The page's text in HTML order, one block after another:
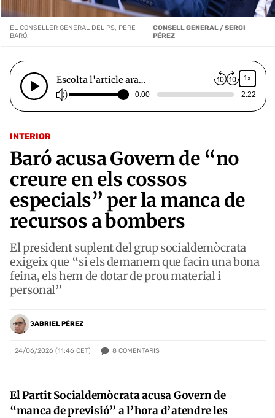
INTERIOR
Baró acusa Govern de “no
creure en els cossos
especials” per la manca de
recursos a bombers
El president suplent del grup socialdemòcrata
exigeix que “si els demanem que facin una bona
feina, els hem de dotar de prou material i
personal”
GABRIEL PÉREZ
24/06/2026 (11:46 CET) 8 COMENTARIS
EL CONSELLER GENERAL DEL PS, PERE
BARÓ.
CONSELL GENERAL / SERGI
PÉREZ
Escolta l'article ara… 1x
0:00 2:22
El Partit Socialdemòcrata acusa Govern de
“manca de previsió” a l’hora d’atendre les